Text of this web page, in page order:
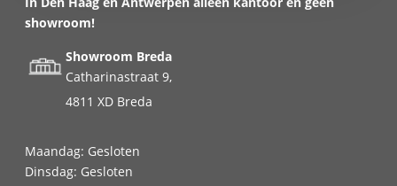
showroom!
Showroom Breda
Catharinastraat 9,
4811 XD Breda
Maandag: Gesloten
Dinsdag: Gesloten